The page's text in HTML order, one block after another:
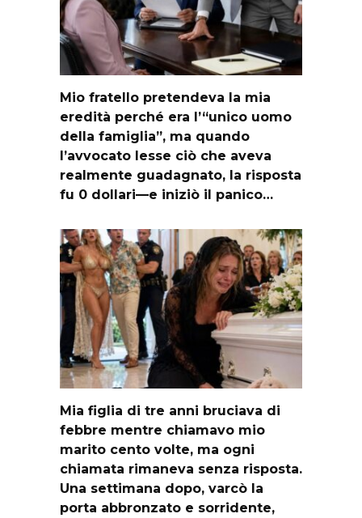
Mio fratello pretendeva la mia
eredità perché era l’“unico uomo
della famiglia”, ma quando
l’avvocato lesse ciò che aveva
realmente guadagnato, la risposta
fu 0 dollari—e iniziò il panico…
Mia figlia di tre anni bruciava di
febbre mentre chiamavo mio
marito cento volte, ma ogni
chiamata rimaneva senza risposta.
Una settimana dopo, varcò la
porta abbronzato e sorridente,